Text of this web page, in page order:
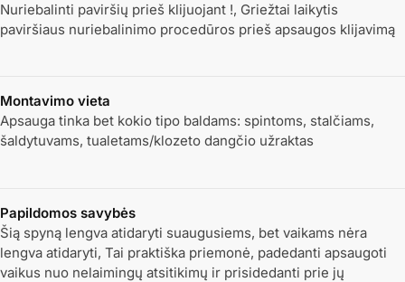
Nuriebalinti paviršių prieš klijuojant !, Griežtai laikytis
paviršiaus nuriebalinimo procedūros prieš apsaugos klijavimą
Montavimo vieta
Apsauga tinka bet kokio tipo baldams: spintoms, stalčiams,
šaldytuvams, tualetams/klozeto dangčio užraktas
Papildomos savybės
Šią spyną lengva atidaryti suaugusiems, bet vaikams nėra
lengva atidaryti, Tai praktiška priemonė, padedanti apsaugoti
vaikus nuo nelaimingų atsitikimų ir prisidedanti prie jų